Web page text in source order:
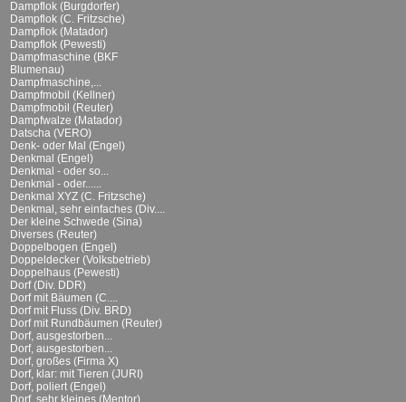
Dampflok (Burgdorfer)
Dampflok (C. Fritzsche)
Dampflok (Matador)
Dampflok (Pewesti)
Dampfmaschine (BKF
Blumenau)
Dampfmaschine,...
Dampfmobil (Kellner)
Dampfmobil (Reuter)
Dampfwalze (Matador)
Datscha (VERO)
Denk- oder Mal (Engel)
Denkmal (Engel)
Denkmal - oder so...
Denkmal - oder......
Denkmal XYZ (C. Fritzsche)
Denkmal, sehr einfaches (Div....
Der kleine Schwede (Sina)
Diverses (Reuter)
Doppelbogen (Engel)
Doppeldecker (Volksbetrieb)
Doppelhaus (Pewesti)
Dorf (Div. DDR)
Dorf mit Bäumen (C....
Dorf mit Fluss (Div. BRD)
Dorf mit Rundbäumen (Reuter)
Dorf, ausgestorben...
Dorf, ausgestorben...
Dorf, großes (Firma X)
Dorf, klar: mit Tieren (JURI)
Dorf, poliert (Engel)
Dorf, sehr kleines (Mentor)